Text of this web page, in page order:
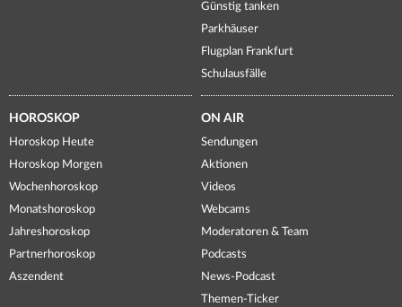
Günstig tanken
Parkhäuser
Flugplan Frankfurt
Schulausfälle
HOROSKOP
Horoskop Heute
Horoskop Morgen
Wochenhoroskop
Monatshoroskop
Jahreshoroskop
Partnerhoroskop
Aszendent
ON AIR
Sendungen
Aktionen
Videos
Webcams
Moderatoren & Team
Podcasts
News-Podcast
Themen-Ticker